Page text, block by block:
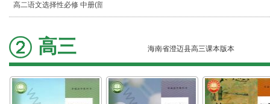
高二语文选择性必修 中册(部
编版)
高三 海南省澄迈县高三课本版本